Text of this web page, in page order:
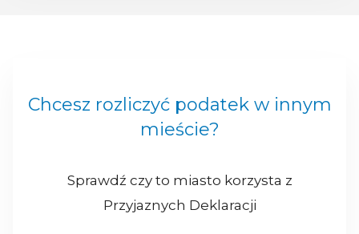
Chcesz rozliczyć podatek w innym
mieście?
Sprawdź czy to miasto korzysta z
Przyjaznych Deklaracji